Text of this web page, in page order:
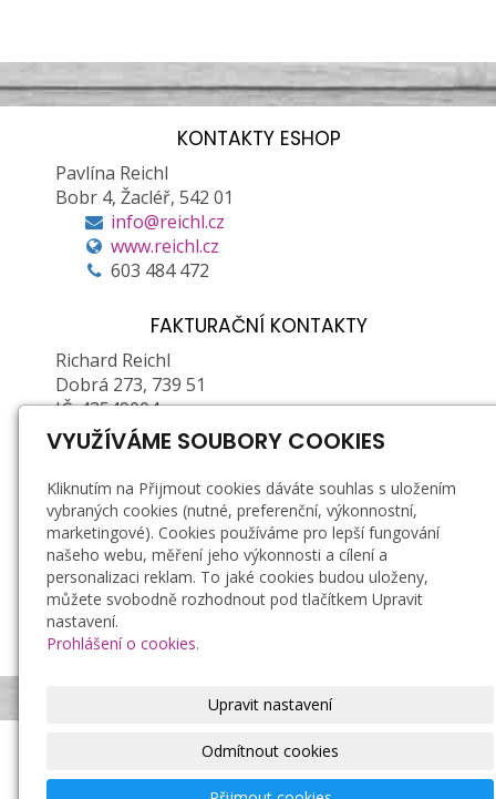
KONTAKTY ESHOP
Pavlína Reichl
Bobr 4, Žacléř, 542 01
info@reichl.cz
www.reichl.cz
603 484 472
FAKTURAČNÍ KONTAKTY
Richard Reichl
Dobrá 273, 739 51
IČ: 43549004
DIČ: CZ6603261907 (plátce DPH)
Zapsán u Obecního ŽÚ MÚ ve Frýdku-Místku, č.
j.: 01/2/21878P/36623/5, e. č.: 380202-71376-00
Doprava a platba
Záruka a reklamace
Obchodní podmínky
Zásady zpracování osobních údajů
Bezpečnostní podmínky používání svíček
VYUŽÍVÁME SOUBORY COOKIES
Kliknutím na Přijmout cookies dáváte souhlas s uložením
vybraných cookies (nutné, preferenční, výkonnostní,
marketingové). Cookies používáme pro lepší fungování
našeho webu, měření jeho výkonnosti a cílení a
personalizaci reklam. To jaké cookies budou uloženy,
můžete svobodně rozhodnout pod tlačítkem Upravit
nastavení.
Prohlášení o cookies.
Upravit nastavení
Odmítnout cookies
Richard Reichl, ruční výroba svíček© 2021
Compel s.r.o.© 2021Mapa webu